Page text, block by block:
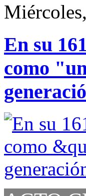
En su
como